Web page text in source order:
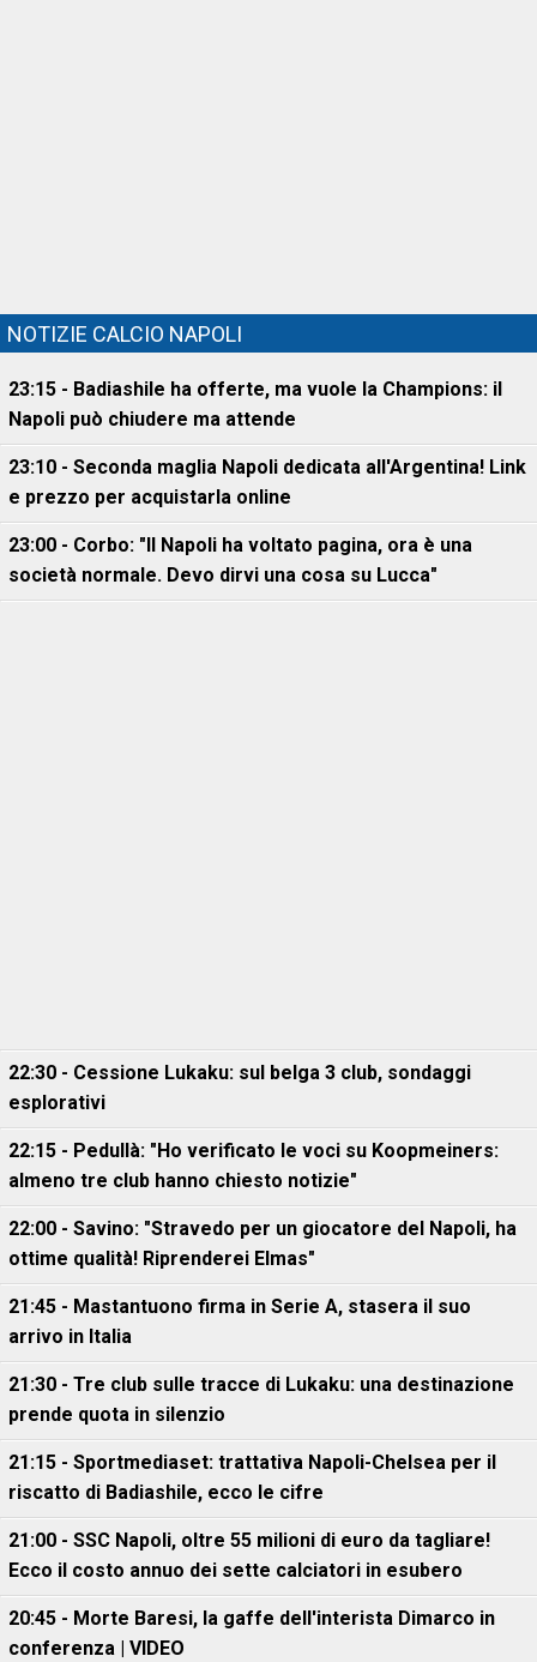
NOTIZIE CALCIO NAPOLI
23:15 - Badiashile ha offerte, ma vuole la Champions: il
Napoli può chiudere ma attende
23:10 - Seconda maglia Napoli dedicata all'Argentina! Link
e prezzo per acquistarla online
23:00 - Corbo: "Il Napoli ha voltato pagina, ora è una
società normale. Devo dirvi una cosa su Lucca"
22:30 - Cessione Lukaku: sul belga 3 club, sondaggi
esplorativi
22:15 - Pedullà: "Ho verificato le voci su Koopmeiners:
almeno tre club hanno chiesto notizie"
22:00 - Savino: "Stravedo per un giocatore del Napoli, ha
ottime qualità! Riprenderei Elmas"
21:45 - Mastantuono firma in Serie A, stasera il suo
arrivo in Italia
21:30 - Tre club sulle tracce di Lukaku: una destinazione
prende quota in silenzio
21:15 - Sportmediaset: trattativa Napoli-Chelsea per il
riscatto di Badiashile, ecco le cifre
21:00 - SSC Napoli, oltre 55 milioni di euro da tagliare!
Ecco il costo annuo dei sette calciatori in esubero
20:45 - Morte Baresi, la gaffe dell'interista Dimarco in
conferenza | VIDEO